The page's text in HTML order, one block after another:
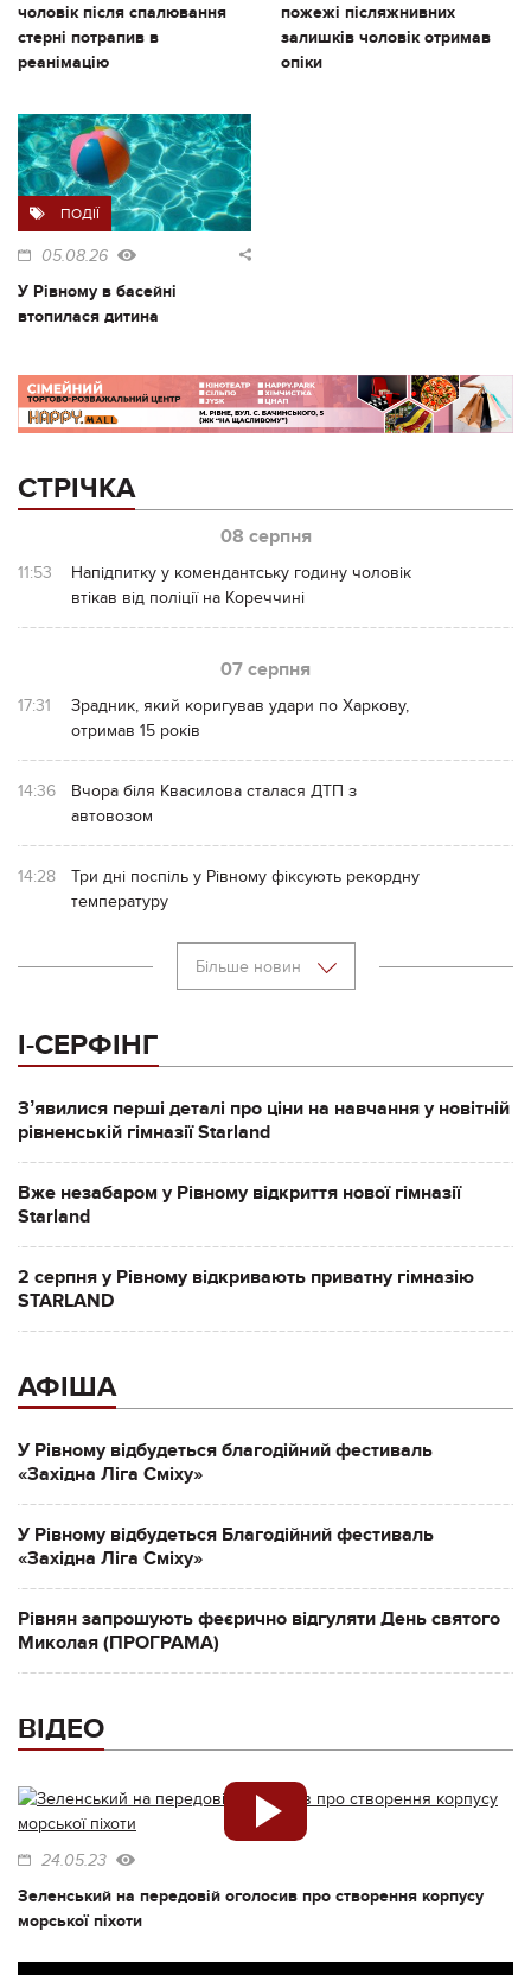
чоловік після спалювання
стерні потрапив в
реанімацію
пожежі післяжнивних
залишків чоловік отримав
опіки
ПОДІЇ
05.08.26
У Рівному в басейні
втопилася дитина
СТРІЧКА
08 серпня
11:53
Напідпитку у комендантську годину чоловік
втікав від поліції на Кореччині
07 серпня
17:31
Зрадник, який коригував удари по Харкову,
отримав 15 років
14:36
Вчора біля Квасилова сталася ДТП з
автовозом
14:28
Три дні поспіль у Рівному фіксують рекордну
температуру
Більше новин
І-СЕРФІНГ
Зʼявилися перші деталі про ціни на навчання у новітній
рівненській гімназії Starland
Вже незабаром у Рівному відкриття нової гімназії
Starland
2 серпня у Рівному відкривають приватну гімназію
STARLAND
АФІША
У Рівному відбудеться благодійний фестиваль
«Західна Ліга Сміху»
У Рівному відбудеться Благодійний фестиваль
«Західна Ліга Сміху»
Рівнян запрошують феєрично відгуляти День святого
Миколая (ПРОГРАМА)
ВІДЕО
24.05.23
Зеленський на передовій оголосив про створення корпусу
морської піхоти